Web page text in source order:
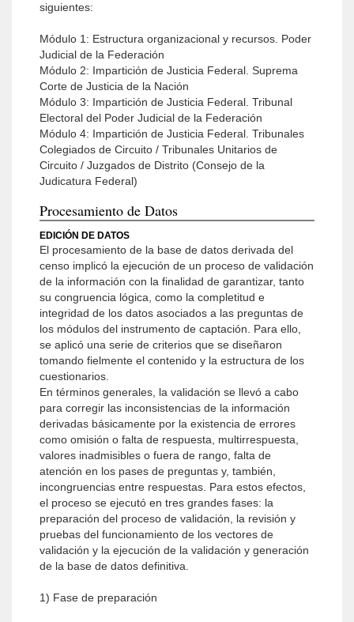
siguientes:
Módulo 1: Estructura organizacional y recursos. Poder
Judicial de la Federación
Módulo 2: Impartición de Justicia Federal. Suprema
Corte de Justicia de la Nación
Módulo 3: Impartición de Justicia Federal. Tribunal
Electoral del Poder Judicial de la Federación
Módulo 4: Impartición de Justicia Federal. Tribunales
Colegiados de Circuito / Tribunales Unitarios de
Circuito / Juzgados de Distrito (Consejo de la
Judicatura Federal)
Procesamiento de Datos
EDICIÓN DE DATOS
El procesamiento de la base de datos derivada del
censo implicó la ejecución de un proceso de validación
de la información con la finalidad de garantizar, tanto
su congruencia lógica, como la completitud e
integridad de los datos asociados a las preguntas de
los módulos del instrumento de captación. Para ello,
se aplicó una serie de criterios que se diseñaron
tomando fielmente el contenido y la estructura de los
cuestionarios.
En términos generales, la validación se llevó a cabo
para corregir las inconsistencias de la información
derivadas básicamente por la existencia de errores
como omisión o falta de respuesta, multirrespuesta,
valores inadmisibles o fuera de rango, falta de
atención en los pases de preguntas y, también,
incongruencias entre respuestas. Para estos efectos,
el proceso se ejecutó en tres grandes fases: la
preparación del proceso de validación, la revisión y
pruebas del funcionamiento de los vectores de
validación y la ejecución de la validación y generación
de la base de datos definitiva.
1) Fase de preparación